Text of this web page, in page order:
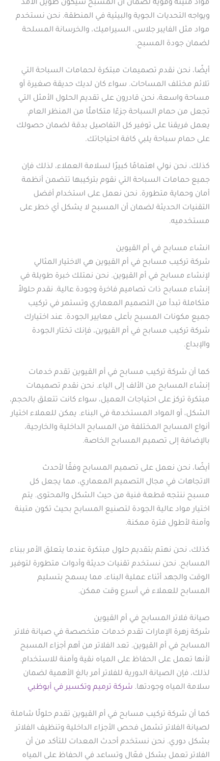
مواد متينة وقوية لضمان أن المسبح سيكون طويل الأمد
ويواجه التحديات الجوية والبيئية في المنطقة. نحن نستخدم
مواد مثل الفايبر جلاس، السيراميك، والخرسانة المسلحة
لضمان جودة المسبح.
أيضًا، نحن نقدم تصميمات مبتكرة لحمامات السباحة التي
تلائم مختلف المساحات. سواء كان لديك حديقة صغيرة أو
مساحة واسعة، نحن قادرون على تقديم الحلول الأمثل التي
تجعل من حمام السباحة جزءًا متكاملًا من المنظر العام.
يعمل فريقنا على توفير كل التفاصيل بدقة لضمان حصولك
على حمام سباحة يلبي كافة احتياجاتك.
كذلك، نحن نولي اهتمامًا كبيرًا لسلامة العملاء، لذلك فإن
جميع حمامات السباحة التي نقوم بتركيبها تتضمن أنظمة
أمان وحماية متطورة. نحن نعمل على استخدام أفضل
التقنيات الحديثة لضمان أن المسبح لا يشكل أي خطر على
مستخدميه.
انشاء مسابح في أم القيوين
شركة تركيب مسابح في أم القيوين هي الاختيار المثالي
لإنشاء مسابح في أم القيوين. نحن نمتلك خبرة طويلة في
إنشاء مسابح ذات تصاميم فاخرة وجودة عالية. نقدم حلولاً
متكاملة تبدأ من التصميم المعماري وتستمر في تركيب
جميع مكونات المسبح بأعلى معايير الجودة. عند اختيارك
شركة تركيب مسابح في أم القيوين، فإنك تختار الجودة
والإبداع.
كما أن شركة تركيب مسابح في أم القيوين تقدم خدمات
إنشاء المسابح من الألف إلى الياء. نحن نقدم تصميمات
مبتكرة تركز على احتياجات العميل، سواء كانت تتعلق بالحجم،
الشكل، أو المواد المستخدمة في البناء. يمكن للعملاء اختيار
أنواع المسابح المختلفة من المسابح الداخلية والخارجية،
بالإضافة إلى تصميم المسابح الخاصة.
أيضًا، نحن نعمل على تصميم المسابح وفقًا لأحدث
الاتجاهات في مجال التصميم المعماري، مما يجعل كل
مسبح ننتجه قطعة فنية من حيث الشكل والمحتوى. يتم
اختيار مواد عالية الجودة لتصنيع المسابح بحيث تكون متينة
وآمنة لأطول فترة ممكنة.
كذلك، نحن نهتم بتقديم حلول مبتكرة عندما يتعلق الأمر ببناء
المسابح. نحن نستخدم تقنيات حديثة وأدوات متطورة لتوفير
الوقت والجهد أثناء عملية البناء، مما يسمح بتسليم
المسابح للعملاء في أسرع وقت ممكن.
صيانة فلاتر المسابح في أم القيوين
شركة زهرة الإمارات تقدم خدمات متخصصة في صيانة فلاتر
المسابح في أم القيوين. تعد الفلاتر من أهم أجزاء المسبح
لأنها تعمل على الحفاظ على المياه نقية وآمنة للاستخدام.
لذلك، فإن الصيانة الدورية للفلاتر أمر بالغ الأهمية لضمان
سلامة المياه وجودتها. شركة ترميم وتكسير في أبوظبي
كما أن شركة تركيب مسابح في أم القيوين تقدم حلولًا شاملة
لصيانة الفلاتر تشمل فحص الأجزاء الداخلية وتنظيف الفلاتر
بشكل دوري. نحن نستخدم أحدث المعدات للتأكد من أن
الفلاتر تعمل بشكل فعّال وتساعد في الحفاظ على المياه